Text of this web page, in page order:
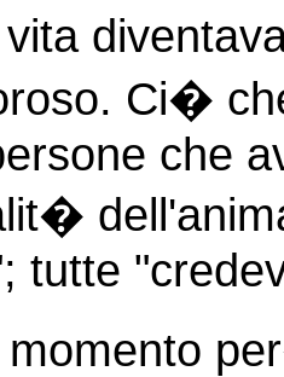
Ci�
che
tutte
momento